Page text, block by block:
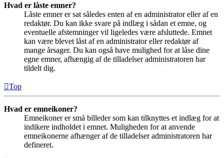
Hvad er låste emner?
Låste emner er sat således enten af en administrator eller af en
redaktør. Du kan ikke svare på indlæg i sådan et emne, og
eventuelle afstemninger vil ligeledes være afsluttede. Emnet
kan være blevet låst af en administrator eller redaktør af
mange årsager. Du kan også have mulighed for at låse dine
egne emner, afhængig af de tilladelser administratoren har
tildelt dig.
Top
Hvad er emneikoner?
Emneikoner er små billeder som kan tilknyttes et indlæg for at
indikere indholdet i emnet. Muligheden for at anvende
emneikonerne afhænger af de tilladelser administratoren har
defineret.